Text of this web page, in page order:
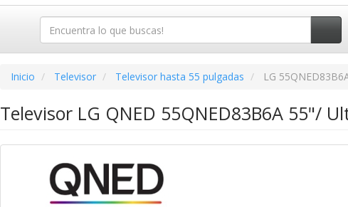
Inicio Televisor Televisor hasta 55 pulgadas LG
Televisor LG QNED 55QNED83B6A 55"/